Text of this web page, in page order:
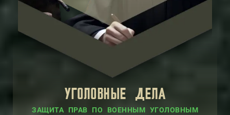
УГОЛОВНЫЕ ДЕЛА
ЗАЩИТА ПРАВ ПО ВОЕННЫМ УГОЛОВНЫМ